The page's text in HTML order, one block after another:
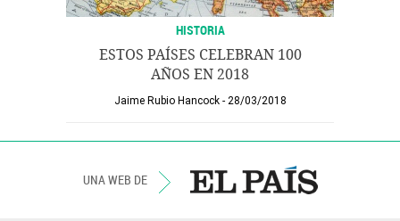
HISTORIA
ESTOS PAÍSES CELEBRAN 100
AÑOS EN 2018
Jaime Rubio Hancock 28/03/2018
UNA WEB DE